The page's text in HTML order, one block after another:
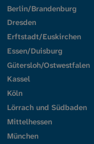
Berlin/Brandenburg
Dresden
Erftstadt/Euskirchen
Essen/Duisburg
Gütersloh/Ostwestfalen
Kassel
Köln
Lörrach und Südbaden
Mittelhessen
München